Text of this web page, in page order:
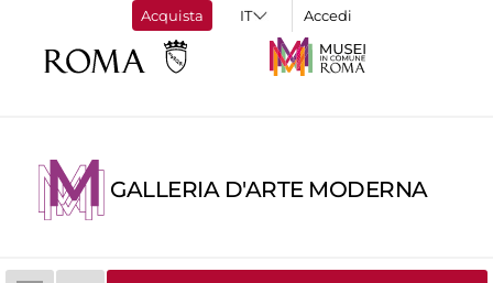
Acquista Accedi
GALLERIA D'ARTE MODERNA